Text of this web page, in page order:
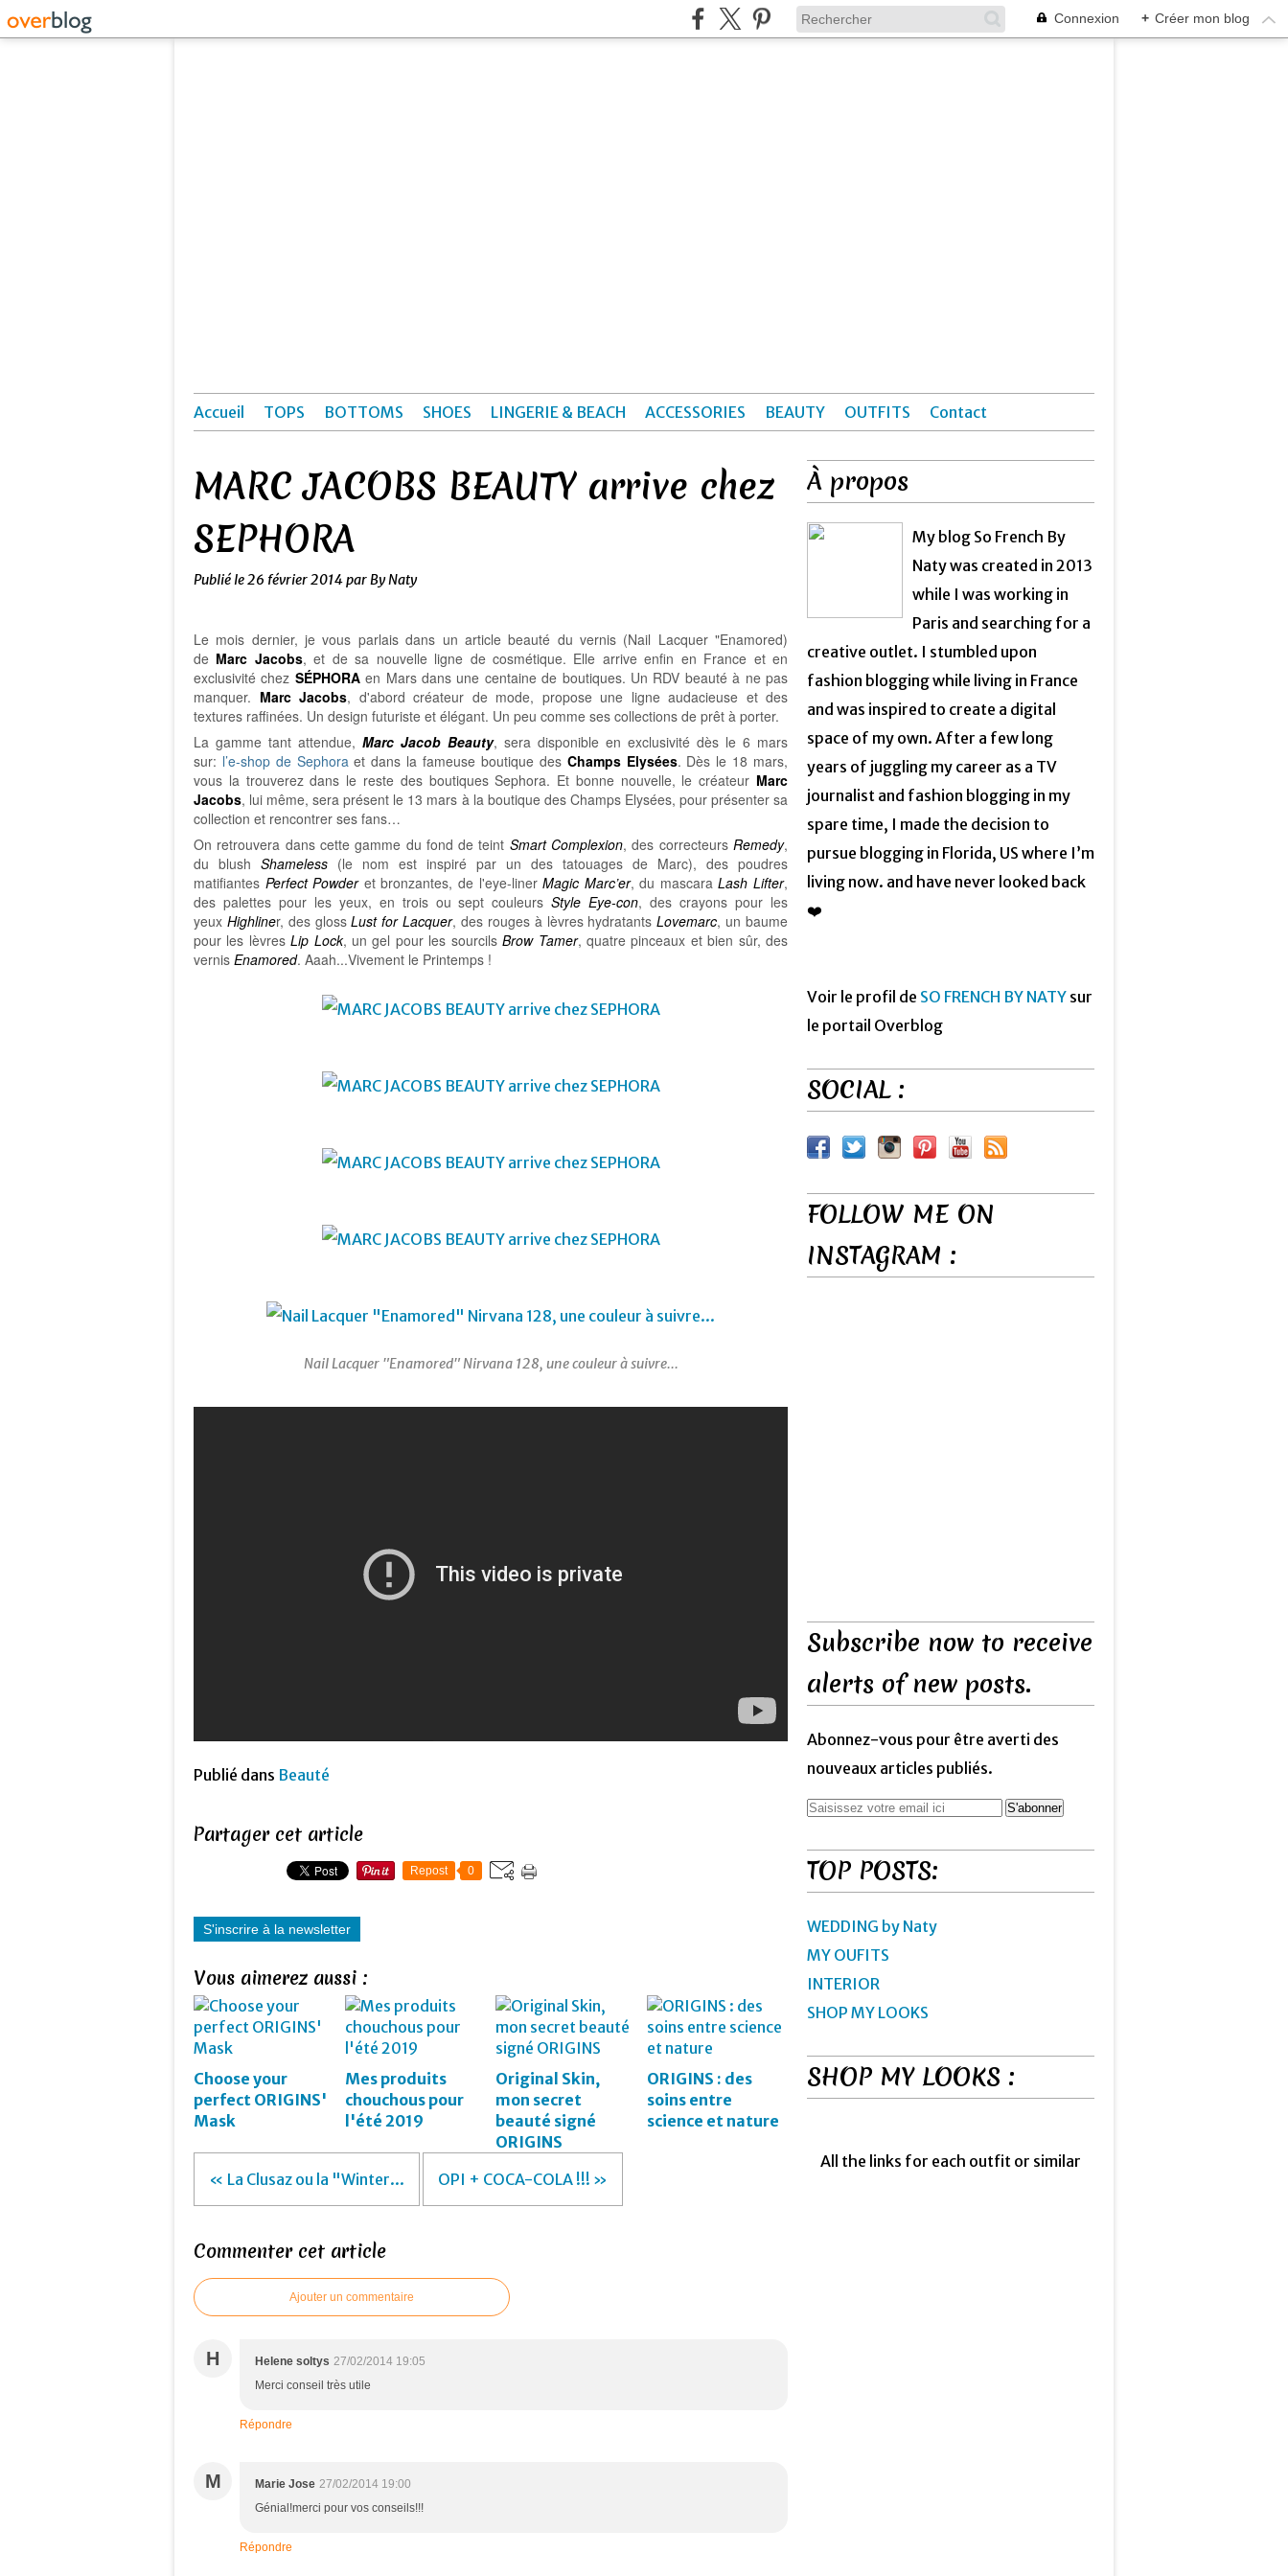
Connexion + Créer mon blog
Accueil TOPS BOTTOMS SHOES LINGERIE & BEACH ACCESSORIES BEAUTY OUTFITS Contact
MARC JACOBS BEAUTY arrive chez
SEPHORA
Publié le26 février 2014par By Naty
Le mois dernier, je vous parlais dans un article beauté du vernis (Nail Lacquer "Enamored)
de Marc Jacobs, et de sa nouvelle ligne de cosmétique. Elle arrive enfin en France et en
exclusivité chez SÉPHORAen Mars dans une centaine de boutiques. Un RDV beauté à ne pas
manquer. Marc Jacobs, d'abord créateur de mode, propose une ligne audacieuse et des
textures raffinées. Un design futuriste et élégant. Un peu comme ses collections de prêt à porter.
La gamme tant attendue, Marc Jacob Beauty, sera disponible en exclusivité dès le 6 mars
sur: l’e-shop de Sephoraet dans la fameuse boutique des Champs Elysées. Dès le 18 mars,
vous la trouverez dans le reste des boutiques Sephora. Et bonne nouvelle, le créateur Marc
Jacobs, lui même, sera présent le 13 mars à la boutique des Champs Elysées, pour présenter sa
collection et rencontrer ses fans…
On retrouvera dans cette gamme du fond de teint Smart Complexion, des correcteursRemedy,
du blush Shameless (le nom est inspiré par un des tatouages de Marc), des poudres
matifiantes Perfect Powderet bronzantes, de l'eye-linerMagic Marc’er, du mascaraLash Lifter,
des palettes pour les yeux, en trois ou sept couleursStyle Eye-con, des crayons pour les
yeux Highliner, des glossLust for Lacquer, des rouges à lèvres hydratantsLovemarc, un baume
pour les lèvresLip Lock, un gel pour les sourcilsBrow Tamer, quatre pinceaux et bien sûr, des
vernis Enamored. Aaah...Vivement le Printemps !
Nail Lacquer "Enamored" Nirvana 128, une couleur à suivre...
Publié dans Beauté
Partager cet article
Repost 0
S'inscrire à la newsletter
Vous aimerez aussi :
Choose your
perfect ORIGINS'
Mask
Mes produits
chouchous pour
l'été 2019
Original Skin,
mon secret
beauté signé
ORIGINS
ORIGINS : des
soins entre
science et nature
« La Clusaz ou la "Winter... OPI + COCA-COLA !!! »
Commenter cet article
Ajouter un commentaire
H Helene soltys 27/02/2014 19:05
Merci conseil très utile
Répondre
M Marie Jose 27/02/2014 19:00
Génial!merci pour vos conseils!!!
Répondre
À propos
My blog So French By
Naty was created in 2013
while I was working in
Paris and searching for a
creative outlet. I stumbled upon
fashion blogging while living in France
and was inspired to create a digital
space of my own. After a few long
years of juggling my career as a TV
journalist and fashion blogging in my
spare time, I made the decision to
pursue blogging in Florida, US where I’m
living now. and have never looked back
❤️
Voir le profil de SO FRENCH BY NATY sur
le portail Overblog
SOCIAL :
FOLLOW ME ON
INSTAGRAM :
Subscribe now to receive
alerts of new posts.
Abonnez-vous pour être averti des
nouveaux articles publiés.
TOP POSTS:
WEDDING by Naty
MY OUFITS
INTERIOR
SHOP MY LOOKS
SHOP MY LOOKS :
All the links for each outfit or similar